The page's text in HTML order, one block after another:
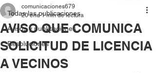
Todas las publicaciones
Avisos y publicaciones
Resoluciones
AVISO QUE COMUNICA
SOLICITUD DE LICENCIA
A VECINOS
comunicaciones679
20 ene 1 min de lectura